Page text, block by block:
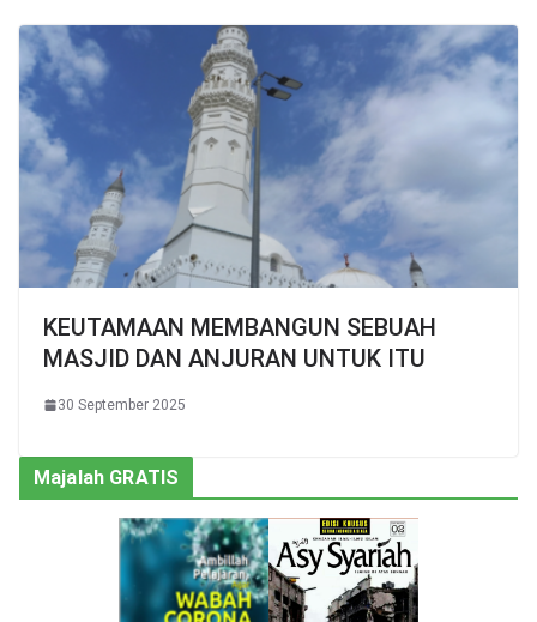
KEUTAMAAN MEMBANGUN SEBUAH
MASJID DAN ANJURAN UNTUK ITU
30 September 2025
Majalah GRATIS